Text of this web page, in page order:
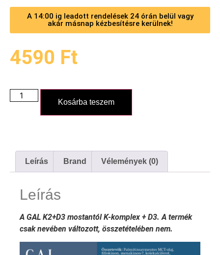
A 14:00 ig leadott rendelések 24 órán belül vagy
akár másnap kézbesítésre kerülnek!
4590 Ft
Kosárba teszem
Leírás Brand Vélemények (0)
Leírás
A GAL K2+D3 mostantól K-komplex + D3. A termék
csak nevében változott, összetételében nem.